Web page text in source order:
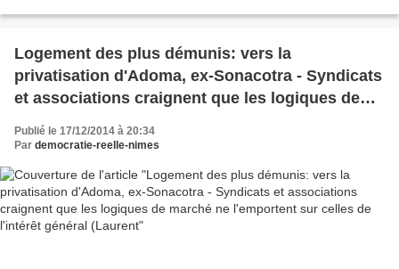
Logement des plus démunis: vers la
privatisation d'Adoma, ex-Sonacotra - Syndicats
et associations craignent que les logiques de
général (Laurent
Publié le 17/12/2014 à 20:34
Par democratie-reelle-nimes